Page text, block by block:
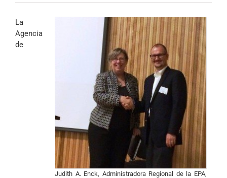
Judith A. Enck, Administradora Regional de la EPA,
La
Agencia
de